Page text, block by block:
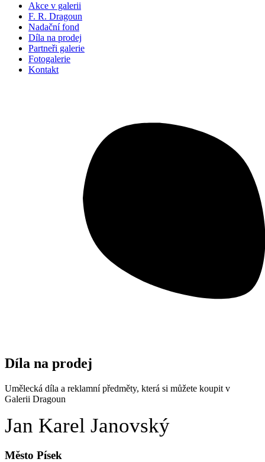
Akce v galerii
F. R. Dragoun
Nadační fond
Díla na prodej
Partneři galerie
Fotogalerie
Kontakt
Díla na prodej
Umělecká díla a reklamní předměty, která si můžete koupit v
Galerii Dragoun
Jan Karel Janovský
Město Písek